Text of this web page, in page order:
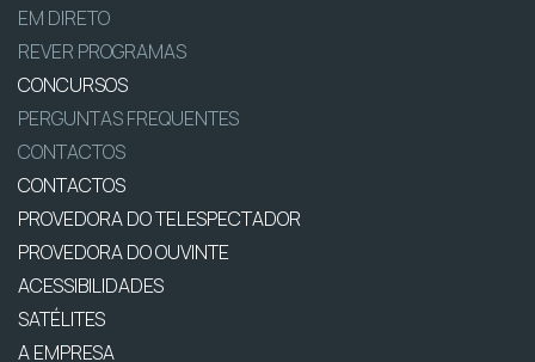
EM DIRETO
REVER PROGRAMAS
CONCURSOS
PERGUNTAS FREQUENTES
CONTACTOS
CONTACTOS
PROVEDORA DO TELESPECTADOR
PROVEDORA DO OUVINTE
ACESSIBILIDADES
SATÉLITES
A EMPRESA